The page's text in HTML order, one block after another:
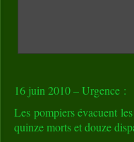
16 juin 2010 – Urgence :
Les pompiers évacuent
quinze morts et douze